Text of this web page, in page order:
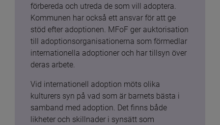
förbereda och utreda de som vill adoptera.
Kommunen har också ett ansvar för att ge
stöd efter adoptionen. MFoF ger auktorisation
till adoptionsorganisationerna som förmedlar
internationella adoptioner och har tillsyn över
deras arbete.
Vid internationell adoption möts olika
kulturers syn på vad som är barnets bästa i
samband med adoption. Det finns både
likheter och skillnader i synsätt som